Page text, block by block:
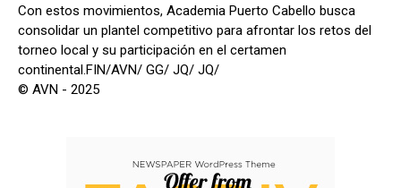
Con estos movimientos, Academia Puerto Cabello busca
consolidar un plantel competitivo para afrontar los retos del
torneo local y su participación en el certamen
continental.FIN/AVN/ GG/ JQ/ JQ/
© AVN - 2025